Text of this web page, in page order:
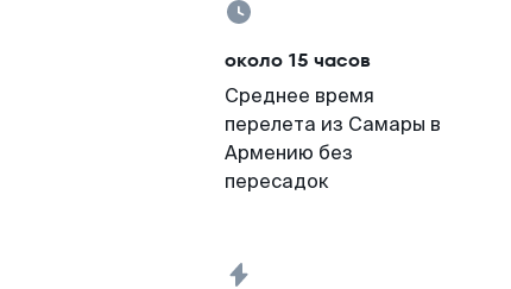
около 15 часов
Среднее время
перелета из Самары в
Армению без
пересадок